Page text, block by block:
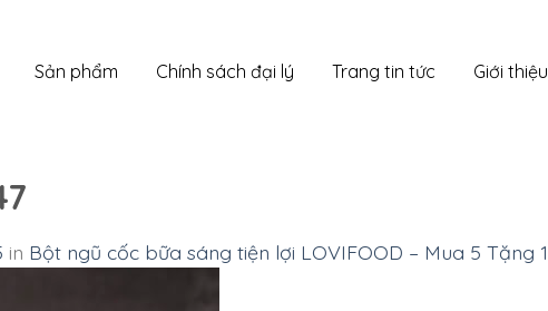
Sản phẩm Chính sách đại lý Trang tin tức Giới thiệu
in Bột ngũ cốc bữa sáng tiện lợi LOVIFOOD – Mua 5 Tặng 1